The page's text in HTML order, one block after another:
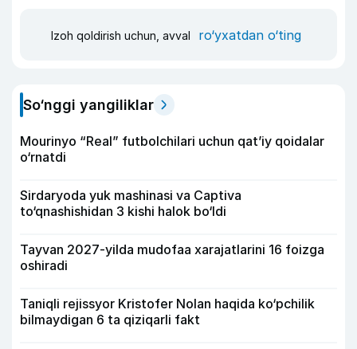
Izoh qoldirish uchun, avval ro‘yxatdan o‘ting
So‘nggi yangiliklar
Mourinyo “Real” futbolchilari uchun qat’iy qoidalar
o‘rnatdi
Sirdaryoda yuk mashinasi va Captiva
to‘qnashishidan 3 kishi halok bo‘ldi
Tayvan 2027-yilda mudofaa xarajatlarini 16 foizga
oshiradi
Taniqli rejissyor Kristofer Nolan haqida ko‘pchilik
bilmaydigan 6 ta qiziqarli fakt